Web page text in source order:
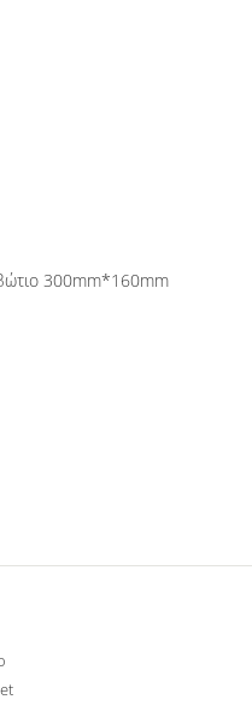
300mm*160mm